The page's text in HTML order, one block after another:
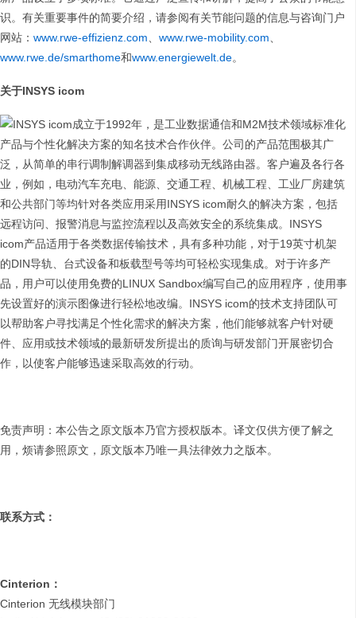
识。有关重要事件的简要介绍，请参阅有关节能问题的信息与咨询门户
网站： www.rwe-effizienz.com、 www.rwe-mobility.com、
www.rwe.de/smarthome和www.energiewelt.de。
关于INSYS icom
INSYS icom成立于1992年，是工业数据通信和M2M技术领域标准化
产品与个性化解决方案的知名技术合作伙伴。公司的产品范围极其广
泛，从简单的串行调制解调器到集成移动无线路由器。客户遍及各行各
业，例如，电动汽车充电、能源、交通工程、机械工程、工业厂房建筑
和公共部门等均针对各类应用采用INSYS icom耐久的解决方案，包括
远程访问、报警消息与监控流程以及高效安全的系统集成。INSYS
icom产品适用于各类数据传输技术，具有多种功能，对于19英寸机架
的DIN导轨、台式设备和板载型号等均可轻松实现集成。对于许多产
品，用户可以使用免费的LINUX Sandbox编写自己的应用程序，使用事
先设置好的演示图像进行轻松地改编。INSYS icom的技术支持团队可
以帮助客户寻找满足个性化需求的解决方案，他们能够就客户针对硬
件、应用或技术领域的最新研发所提出的质询与研发部门开展密切合
作，以使客户能够迅速采取高效的行动。
免责声明：本公告之原文版本乃官方授权版本。译文仅供方便了解之
用，烦请参照原文，原文版本乃唯一具法律效力之版本。
联系方式：
Cinterion ：
Cinterion 无线模块部门